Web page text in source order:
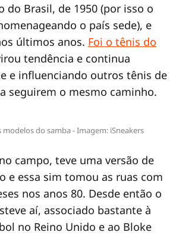
do Brasil, de 1950 (por isso o
o país sede), e
últimos anos. Foi o tênis do
tendência e continua
e influenciando outros tênis de
seguirem o mesmo caminho.
modelos do samba - Imagem: iSneakers
campo, teve uma versão de
e essa sim tomou as ruas com
nos anos 80. Desde então o
aí, associado bastante à
no Reino Unido e ao Bloke